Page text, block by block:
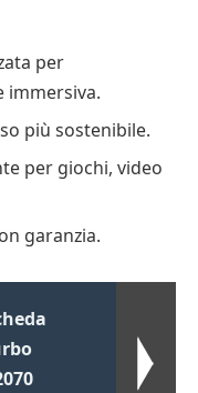
per
immersiva.
più sostenibile.
per giochi, video
garanzia.